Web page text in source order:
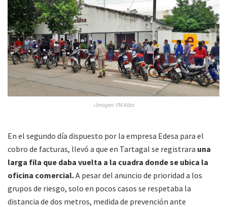
»Imagen: FM Alba
En el segundo día dispuesto por la empresa Edesa para el
cobro de facturas, llevó a que en Tartagal se registrara una
larga fila que daba vuelta a la cuadra donde se ubica la
oficina comercial.A pesar del anuncio de prioridad a los
grupos de riesgo, solo en pocos casos se respetaba la
distancia de dos metros, medida de prevención ante